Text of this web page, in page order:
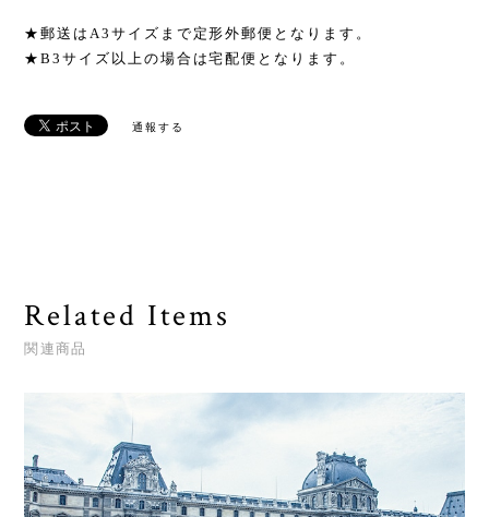
★郵送はA3サイズまで定形外郵便となります。
★B3サイズ以上の場合は宅配便となります。
通報する
Related Items
関連商品